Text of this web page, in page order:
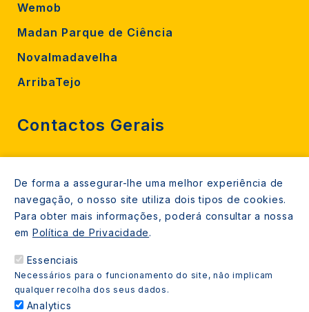
Wemob
Madan Parque de Ciência
Novalmadavelha
ArribaTejo
Contactos Gerais
800206770 (gratuito rede fixa)
Contacte-nos
Espaços de atendimento
Livro Amarelo
De forma a assegurar-lhe uma melhor experiência de
navegação, o nosso site utiliza dois tipos de cookies.
Para obter mais informações, poderá consultar a nossa
em Política de Privacidade.
Essenciais
Necessários para o funcionamento do site, não implicam
qualquer recolha dos seus dados.
Analytics